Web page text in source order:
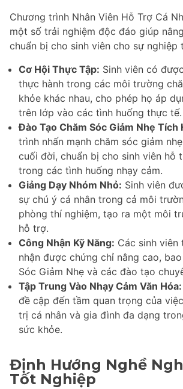
Chương trình Nhân Viên Hỗ Trợ Cá
một số trải nghiệm độc đáo giúp
chuẩn bị cho sinh viên cho sự nghiệp
Cơ Hội Thực Tập: Sinh viên có
thực hành trong các môi trường
khỏe khác nhau, cho phép họ áp
trên lớp vào các tình huống thực tế.
Đào Tạo Chăm Sóc Giảm Nhẹ Tích
trình nhấn mạnh chăm sóc giảm
cuối đời, chuẩn bị cho sinh viên hỗ
trong các tình huống nhạy cảm.
Giảng Dạy Nhóm Nhỏ: Sinh viên
sự chú ý cá nhân trong cả môi
phòng thí nghiệm, tạo ra một môi
hỗ trợ.
Công Nhận Kỹ Năng: Các sinh viên
nhận được chứng chỉ nâng cao,
Sóc Giảm Nhẹ và các đào tạo
Tập Trung Vào Nhạy Cảm Văn Hóa:
đề cập đến tầm quan trọng của
trị cá nhân và gia đình đa dạng
sức khỏe.
Định Hướng Nghề
Tốt Nghiệp